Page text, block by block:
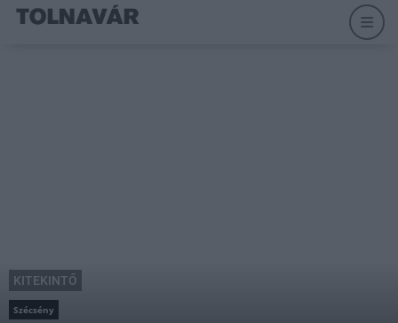
KITEKINTŐ
Szécsény